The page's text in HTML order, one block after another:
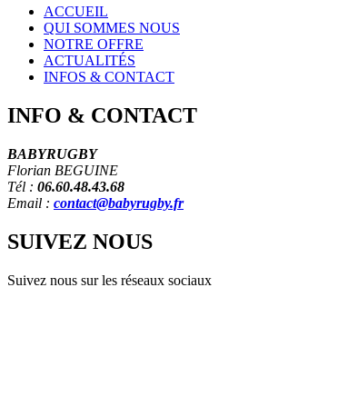
ACCUEIL
QUI SOMMES NOUS
NOTRE OFFRE
ACTUALITÉS
INFOS & CONTACT
INFO & CONTACT
BABYRUGBY
Florian BEGUINE
Tél : 06.60.48.43.68
Email : contact@babyrugby.fr
SUIVEZ NOUS
Suivez nous sur les réseaux sociaux